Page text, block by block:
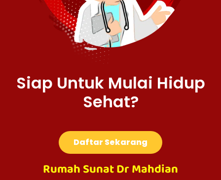
Siap Untuk Mulai Hidup
Sehat?
Daftar Sekarang
Rumah Sunat Dr Mahdian